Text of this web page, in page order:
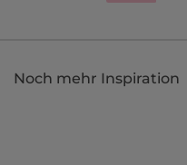
Noch mehr Inspiration